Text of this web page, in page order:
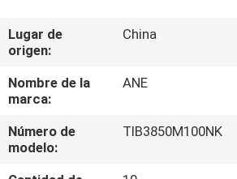
NOSOTROS
VISITA
A
LA
FÁBRICA
Lugar de
origen:
China
Nombre de la
marca:
ANE
Número de
modelo:
TIB3850M100NK